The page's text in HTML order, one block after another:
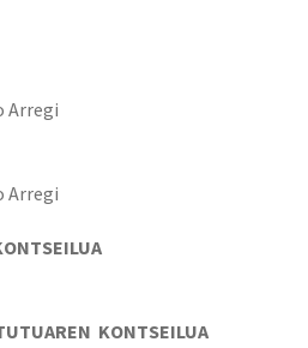
Arregi
Arregi
KONTSEILUA